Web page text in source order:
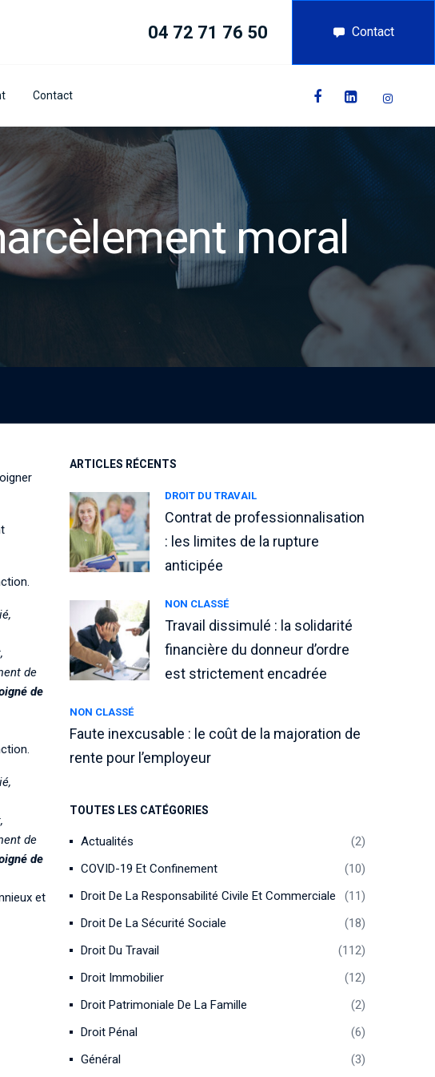
04 72 71 76 50 Contact
Contact
moral
de
de
de
de
et
ARTICLES RÉCENTS
DROIT DU TRAVAIL
Contrat de professionnalisation
: les limites de la rupture
anticipée
NON CLASSÉ
Travail dissimulé : la solidarité
financière du donneur d’ordre
est strictement encadrée
NON CLASSÉ
Faute inexcusable : le coût de la majoration de
rente pour l’employeur
TOUTES LES CATÉGORIES
Actualités
2
COVID-19 Et Confinement
10
Droit De La Responsabilité Civile Et Commerciale
11
Droit De La Sécurité Sociale
18
Droit Du Travail
112
Droit Immobilier
12
Droit Patrimoniale De La Famille
2
Droit Pénal
6
Général
3